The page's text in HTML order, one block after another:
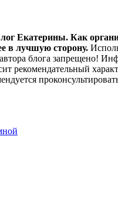
Екатерины. Как
в лучшую сторону.
автора блога запрещено!
рекомендательный